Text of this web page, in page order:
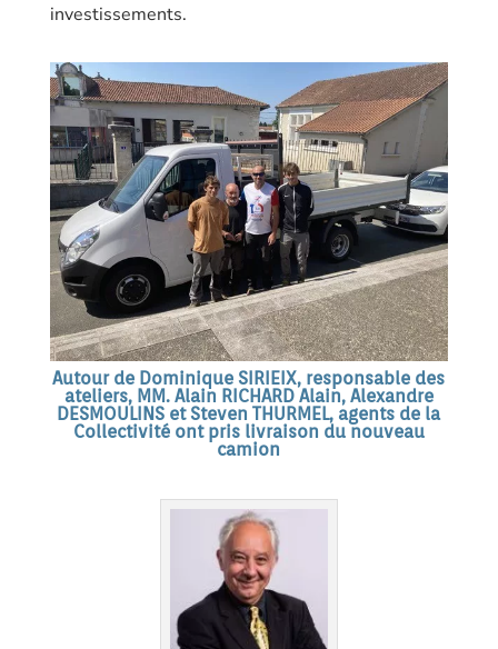
investissements.
Autour de Dominique SIRIEIX, responsable des
ateliers, MM. Alain RICHARD Alain, Alexandre
DESMOULINS et Steven THURMEL, agents de la
Collectivité ont pris livraison du nouveau
camion